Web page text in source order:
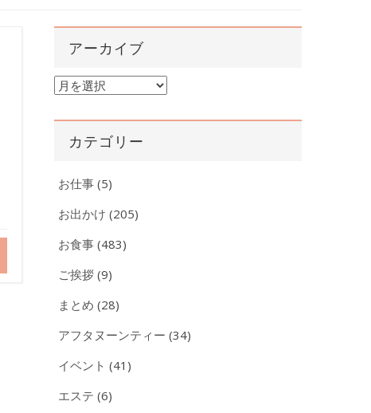
アーカイブ
ア
カ
カテゴリー
お仕事 (5)
お出かけ (205)
お食事 (483)
ご挨拶 (9)
まとめ (28)
アフタヌーンティー (34)
イベント (41)
エステ (6)